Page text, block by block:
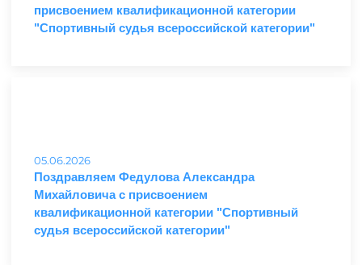
присвоением квалификационной категории
"Спортивный судья всероссийской категории"
05.06.2026
Поздравляем Федулова Александра
Михайловича с присвоением
квалификационной категории "Спортивный
судья всероссийской категории"